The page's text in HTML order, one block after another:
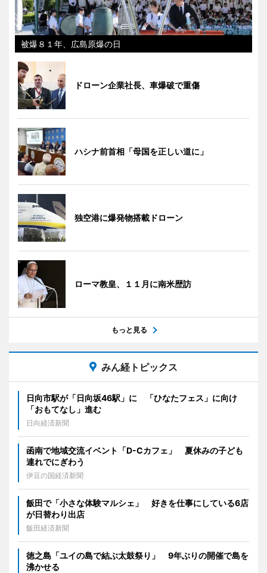
被爆８１年、広島原爆の日
ドローン企業社長、車爆破で重傷
ハシナ前首相「母国を正しい道に」
独空港に爆発物搭載ドローン
ローマ教皇、１１月に南米歴訪
もっと見る
みん経トピックス
日向市駅が「日向坂46駅」に 「ひなたフェス」に向け
「おもてなし」進む
日向経済新聞
函南で地域交流イベント「D-Cカフェ」 夏休みの子ども
連れでにぎわう
伊豆の国経済新聞
飯田で「小さな体験マルシェ」 好きを仕事にしている6店
が日替わり出店
飯田経済新聞
徳之島「ユイの島で結ぶ太鼓祭り」 9年ぶりの開催で島を
沸かせる